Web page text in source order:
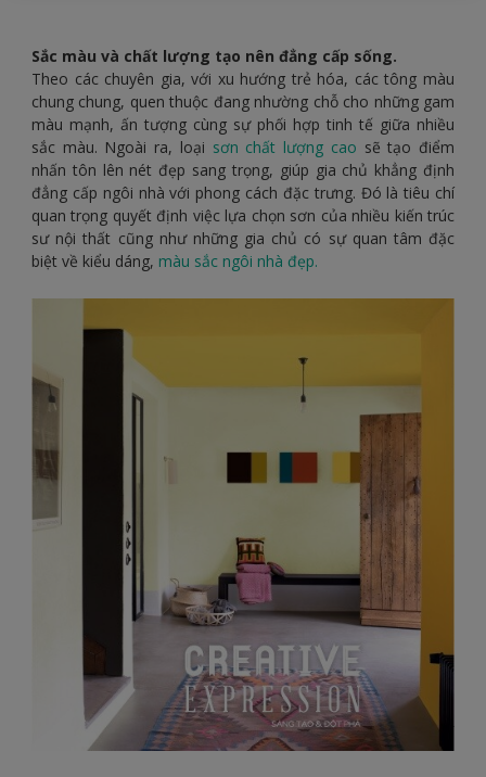
Sắc màu và chất lượng tạo nên đẳng cấp sống.
Theo các chuyên gia, với xu hướng trẻ hóa, các tông màu
chung chung, quen thuộc đang nhường chỗ cho những gam
màu mạnh, ấn tượng cùng sự phối hợp tinh tế giữa nhiều
sắc màu. Ngoài ra, loại sơn chất lượng cao sẽ tạo điểm
nhấn tôn lên nét đẹp sang trọng, giúp gia chủ khẳng định
đẳng cấp ngôi nhà với phong cách đặc trưng. Đó là tiêu chí
quan trọng quyết định việc lựa chọn sơn của nhiều kiến trúc
sư nội thất cũng như những gia chủ có sự quan tâm đặc
biệt về kiểu dáng, màu sắc ngôi nhà đẹp.